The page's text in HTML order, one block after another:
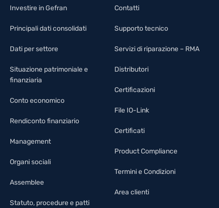
Investire in Gefran
Principali dati consolidati
Dati per settore
Situazione patrimoniale e
finanziaria
Conto economico
Rendiconto finanziario
Management
Organi sociali
Assemblee
Statuto, procedure e patti
Contatti
Supporto tecnico
Servizi di riparazione – RMA
Distributori
Certificazioni
File IO-Link
Certificati
Product Compliance
Termini e Condizioni
Area clienti